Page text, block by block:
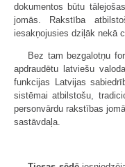
dokumentos būtu
jomās. Rakstība
iesakņojusies dziļāk nekā
Bez tam bezgalotņu
apdraudētu latviešu
funkcijas Latvijas
sistēmai atbilstošu,
personvārdu rakstības
sastāvdaļa.